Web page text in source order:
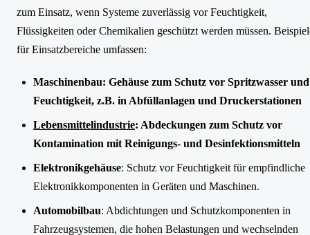
zum Einsatz, wenn Systeme zuverlässig vor Feuchtigkeit,
Flüssigkeiten oder Chemikalien geschützt werden müssen.
für Einsatzbereiche umfassen:
Maschinenbau: Gehäuse zum Schutz vor Spritzwasser und
Feuchtigkeit, z.B. in Abfüllanlagen und Druckerstationen
Lebensmittelindustrie: Abdeckungen zum Schutz vor
Kontamination mit Reinigungs- und Desinfektionsmitteln
Elektronikgehäuse: Schutz vor Feuchtigkeit für empfindliche
Elektronikkomponenten in Geräten und Maschinen.
Automobilbau: Abdichtungen und Schutzkomponenten in
Fahrzeugsystemen, die hohen Belastungen und wechselnden